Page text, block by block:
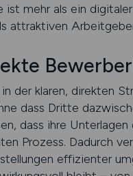
mehr als ein
attraktiven
der klaren, direkten
dass Dritte
dass ihre
Prozess. Dadurch
effizienter